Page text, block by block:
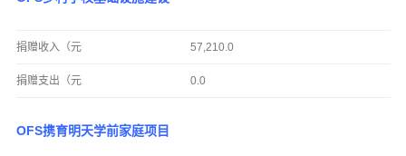
捐赠收入（元 57,210.0
捐赠支出（元 0.0
OFS携育明天学前家庭项目